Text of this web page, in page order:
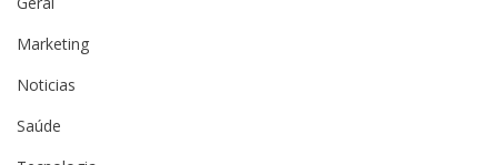
Marketing
Noticias
Saúde